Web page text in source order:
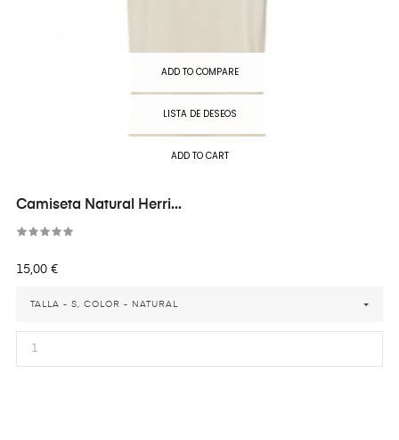
ADD TO COMPARE
LISTA DE DESEOS
ADD TO CART
Camiseta Natural Herri...
Precio
15,00 €
TALLA - S, COLOR - NATURAL